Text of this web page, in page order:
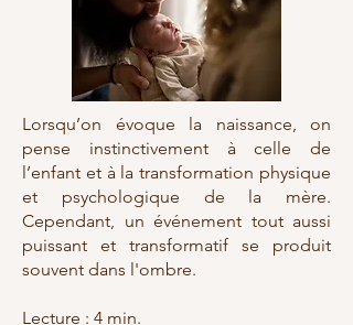
Lorsqu’on évoque la naissance, on
pense instinctivement à celle de
l’enfant et à la transformation physique
et psychologique de la mère.
Cependant, un événement tout aussi
puissant et transformatif se produit
souvent dans l'ombre.
Lecture : 4 min.